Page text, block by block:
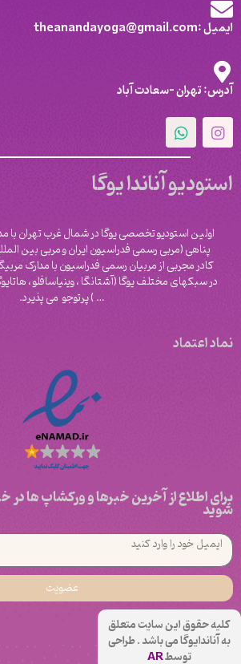
ایمیل :theanandayoga@gmail.com
آدرس: تهران -سعادت آباد
استودیو آناندا یوگا
اولین استودیو تخصصی یوگا در شمال غرب تهران با
پناهی (مربی رسمی فدراسیون ایران و مربی بین
کادر مجربی از مربیان رسمی فدراسیون با مدارک
در سبکهای مختلف یوگا (آشتانگا ، وینیاسافلو ، هاتایوگا
‌… ) پرتوجو می پذیرد.
نماد اعتماد
برای اطلاع از آخرین خبرها و ورکشاپ ها در
شوید
عضویت
کلیه حقوق این سایت متعلق
به آناندایوگا می باشد . طراحی
توسطAR